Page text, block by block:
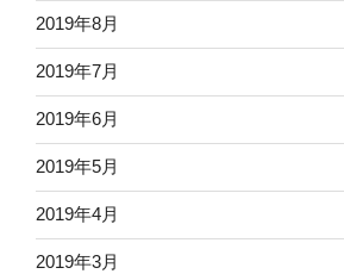
2019年8月
2019年7月
2019年6月
2019年5月
2019年4月
2019年3月